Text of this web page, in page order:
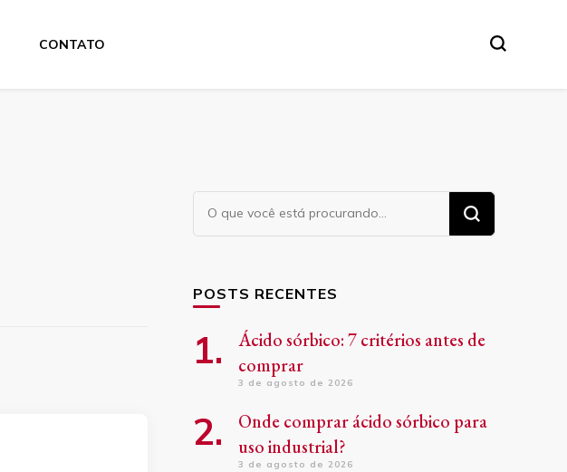
CONTATO
Procurando
algo?
POSTS RECENTES
Ácido sórbico: 7 critérios antes de
comprar
3 de agosto de 2026
Onde comprar ácido sórbico para
uso industrial?
3 de agosto de 2026